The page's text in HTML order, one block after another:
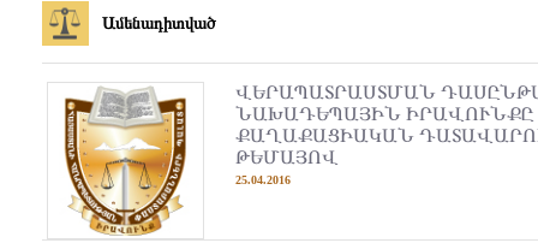
Ամենադիտված
ՎԵՐԱՊԱՏՐԱՍՏՄԱՆ
ՆԱԽԱԴԵՊԱՅԻՆ ԻՐԱՎՈՒՆՔԸ
ՔԱՂԱՔԱՑԻԱԿԱՆ
ԹԵՄԱՅՈՎ
25.04.2016